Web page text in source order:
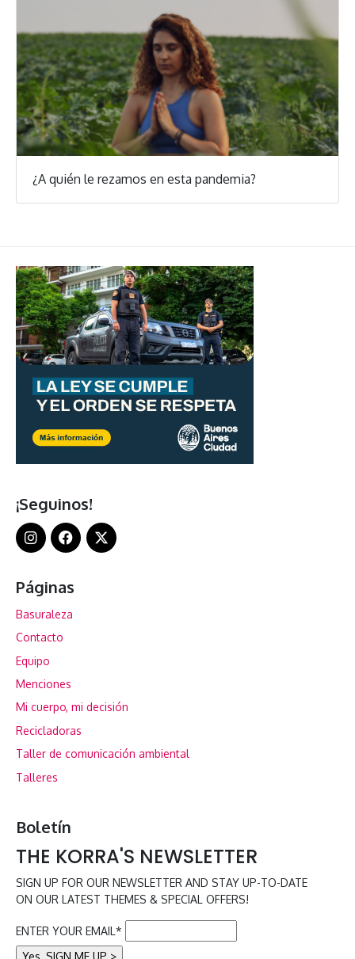
¿A quién le rezamos en esta pandemia?
¡Seguinos!
Páginas
Basuraleza
Contacto
Equipo
Menciones
Mi cuerpo, mi decisión
Recicladoras
Taller de comunicación ambiental
Talleres
Boletín
THE KORRA'S NEWSLETTER
SIGN UP FOR OUR NEWSLETTER AND STAY UP-TO-DATE
ON OUR LATEST THEMES & SPECIAL OFFERS!
ENTER YOUR EMAIL*